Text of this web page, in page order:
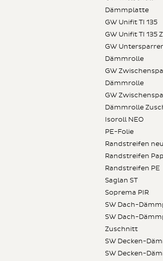
Dämmplatte
GW Unifit TI 135
GW Unifit TI 135
GW
Dämmrolle
GW
Dämmrolle
GW
Dämmrolle
Isoroll NEO
PE-Folie
Randstreifen
Randstreifen
Randstreifen PE
Saglan ST
Soprema PIR
SW Dach-
SW Dach-
Zuschnitt
SW Decken-
SW Decken-